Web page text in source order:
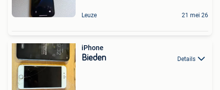
Leuze 21 mei 26
iPhone
Bieden Details